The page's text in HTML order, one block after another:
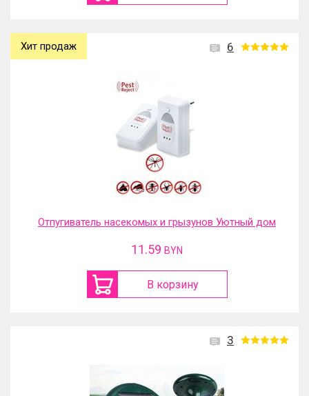
6
Хит продаж
Отпугиватель насекомых и грызунов Уютный дом
11.59 BYN
В корзину
3